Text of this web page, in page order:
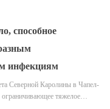
способное
инфекциям
Северной Каролины в Чапел-
ограничивающее тяжелое…